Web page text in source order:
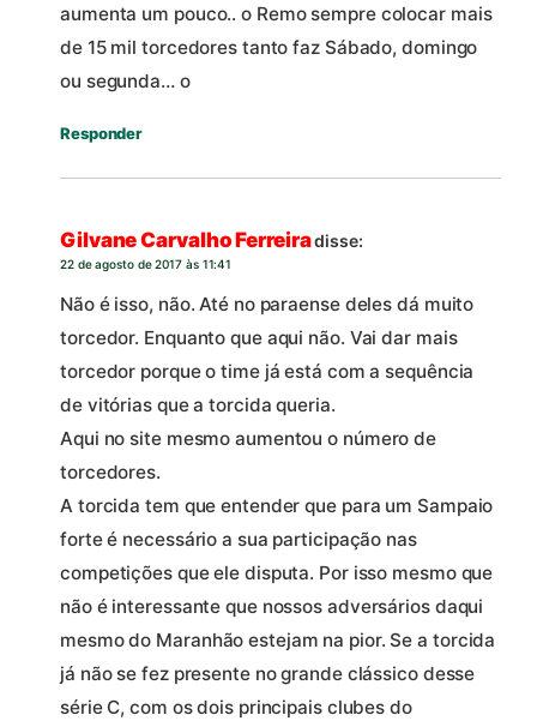
aumenta um pouco.. o Remo sempre colocar mais
de 15 mil torcedores tanto faz Sábado, domingo
ou segunda… o
Responder
Gilvane Carvalho Ferreiradisse:
22 de agosto de 2017 às 11:41
Não é isso, não. Até no paraense deles dá muito
torcedor. Enquanto que aqui não. Vai dar mais
torcedor porque o time já está com a sequência
de vitórias que a torcida queria.
Aqui no site mesmo aumentou o número de
torcedores.
A torcida tem que entender que para um Sampaio
forte é necessário a sua participação nas
competições que ele disputa. Por isso mesmo que
não é interessante que nossos adversários daqui
mesmo do Maranhão estejam na pior. Se a torcida
já não se fez presente no grande clássico desse
série C, com os dois principais clubes do